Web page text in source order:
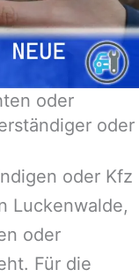
oder
oder
oder Kfz
Luckenwalde,
oder
Für die